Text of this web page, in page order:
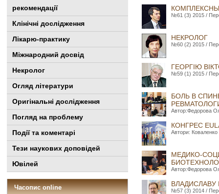
рекомендації
Клінічні дослідження
Лікарю-практику
Міжнародний досвід
Некролог
Огляд літератури
Оригінальні дослідження
Погляд на проблему
Події та коментарі
Тези наукових доповідей
Ювілей
Часопис online
№61 (3) 2015 /
НЕКРОЛОГ
№60 (2) 2015 /
ГЕОРГІЮ
№59 (1) 2015 /
БОЛЬ В
Автор:Федорова
КОНГРЕС
Автори:
МЕДИКО-
Автор:Федорова
№57 (3) 2014 /